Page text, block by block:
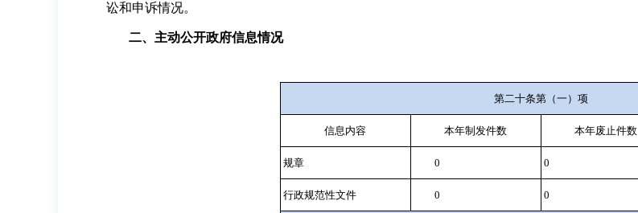
讼和申诉情况。
二、主动公开政府信息情况
第二十条第（一）项
信息内容 本年制发件数 本年废止件数
规章 0 0
行政规范性文件 0 0